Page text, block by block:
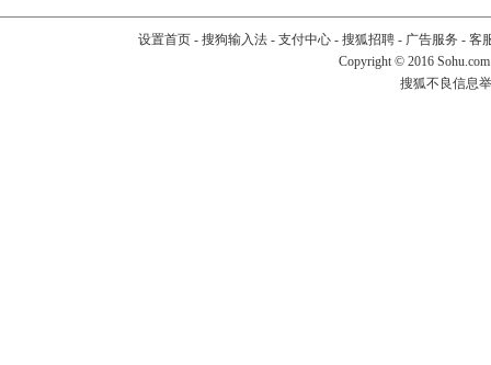
设置首页- 搜狗输入法- 支付中心- 搜狐招聘- 广告服务 - 客
Copyright © 2016
搜狐不良信息